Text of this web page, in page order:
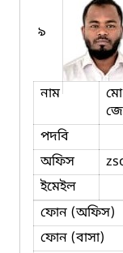
৯
নাম
পদবি
অফিস
ইমেইল
ফোন (অফিস)
ফোন (বাসা)